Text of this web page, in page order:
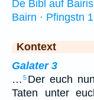
De Bibl auf
Bairn · Pfingstn
Kontext
Galater 3
… 5 Der euch
Taten unter